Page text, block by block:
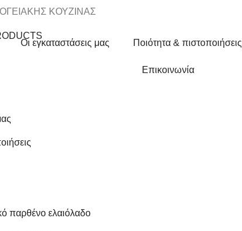
ΚΟΥΖΙΝΑΣ
Οι εγκαταστάσεις μας Ποιότητα & πιστοποιήσεις
Επικοινωνία
παρθένο ελαιόλαδο